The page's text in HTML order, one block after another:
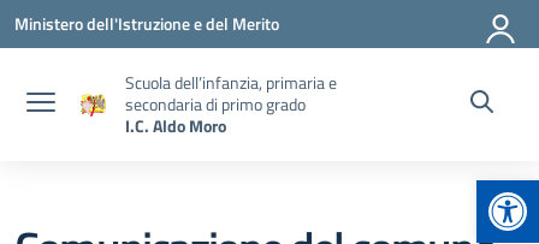
Vai ai contenuti
Vai al menu di navigazione
Vai al footer
Ministero dell'Istruzione e del Merito
Scuola dell’infanzia, primaria e
secondaria di primo grado
I.C. Aldo Moro